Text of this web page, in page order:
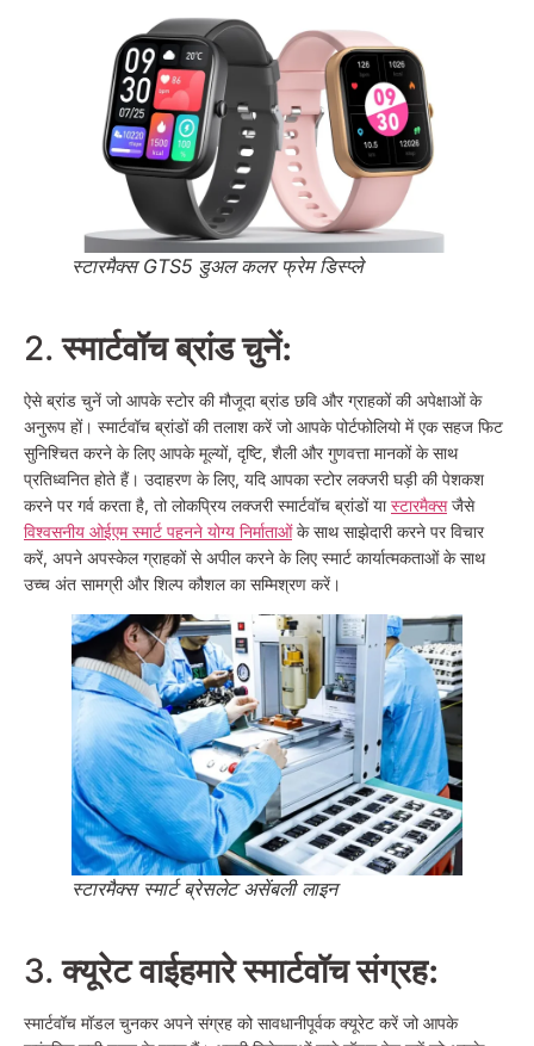
स्टारमैक्स GTS5 डुअल कलर फ्रेम डिस्प्ले
2.स्मार्टवॉच ब्रांड चुनें:
ऐसे ब्रांड चुनें जो आपके स्टोर की मौजूदा ब्रांड छवि और ग्राहकों की अपेक्षाओं के
अनुरूप हों। स्मार्टवॉच ब्रांडों की तलाश करें जो आपके पोर्टफोलियो में एक सहज फिट
सुनिश्चित करने के लिए आपके मूल्यों, दृष्टि, शैली और गुणवत्ता मानकों के साथ
प्रतिध्वनित होते हैं। उदाहरण के लिए, यदि आपका स्टोर लक्जरी घड़ी की पेशकश
करने पर गर्व करता है, तो लोकप्रिय लक्जरी स्मार्टवॉच ब्रांडों यास्टारमैक्स जैसे
विश्वसनीय ओईएम स्मार्ट पहनने योग्य निर्माताओं के साथ साझेदारी करने पर विचार
करें, अपने अपस्केल ग्राहकों से अपील करने के लिए स्मार्ट कार्यात्मकताओं के साथ
उच्च अंत सामग्री और शिल्प कौशल का सम्मिश्रण करें।
स्टारमैक्स स्मार्ट ब्रेसलेट असेंबली लाइन
3.क्यूरेट वाईहमारे स्मार्टवॉच संग्रह:
स्मार्टवॉच मॉडल चुनकर अपने संग्रह को सावधानीपूर्वक क्यूरेट करें जो आपके